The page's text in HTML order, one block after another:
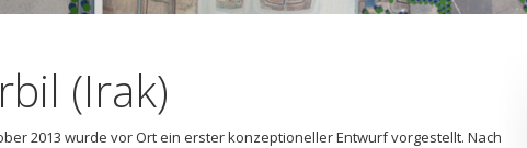
(Irak)
2013 wurde vor Ort ein erster konzeptioneller Entwurf vorgestellt. Nach